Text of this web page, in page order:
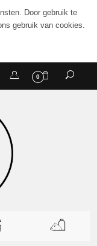
Door gebruik te
gebruik van cookies.
0